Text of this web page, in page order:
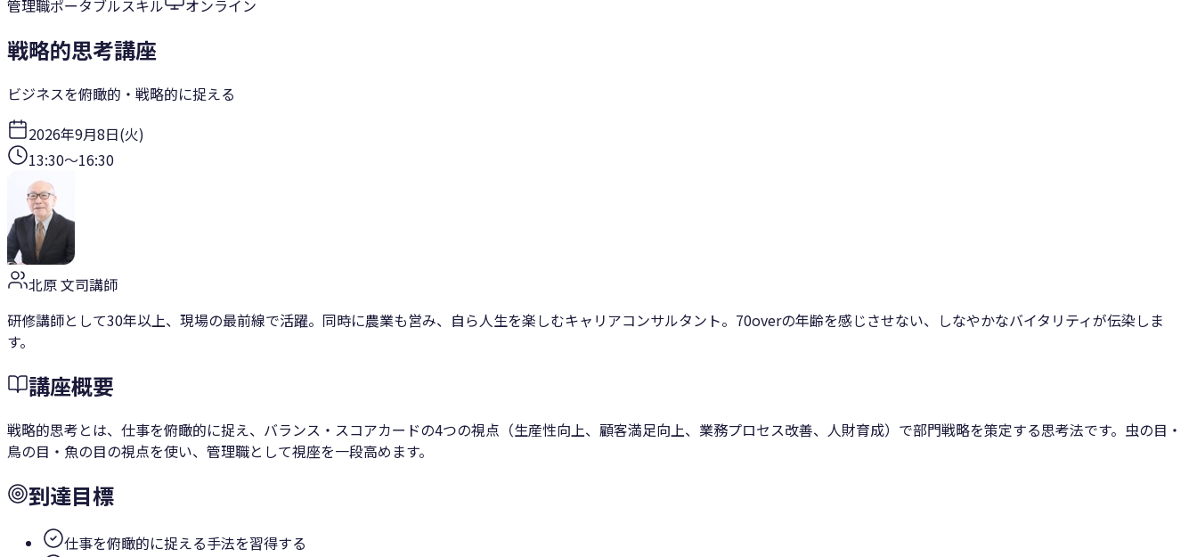
管理職ポータブルスキル オンライン
戦略的思考講座
ビジネスを俯瞰的・戦略的に捉える
2026年9月8日(火)
13:30〜16:30
北原 文司講師
研修講師として30年以上、現場の最前線で活躍。同時に農業も営み、自ら人生を楽しむキャリアコンサルタント。70overの年齢を感じさせない、しなやかなバイタリティが伝染しま
す。
講座概要
戦略的思考とは、仕事を俯瞰的に捉え、バランス・スコアカードの4つの視点（生産性向上、顧客満足向上、業務プロセス改善、人財育成）で部門戦略を策定する思考法です。虫の目・
鳥の目・魚の目の視点を使い、管理職として視座を一段高めます。
到達目標
仕事を俯瞰的に捉える手法を習得する